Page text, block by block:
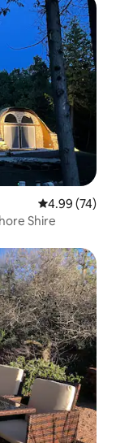
Calificación
4.99 (74)
Shire